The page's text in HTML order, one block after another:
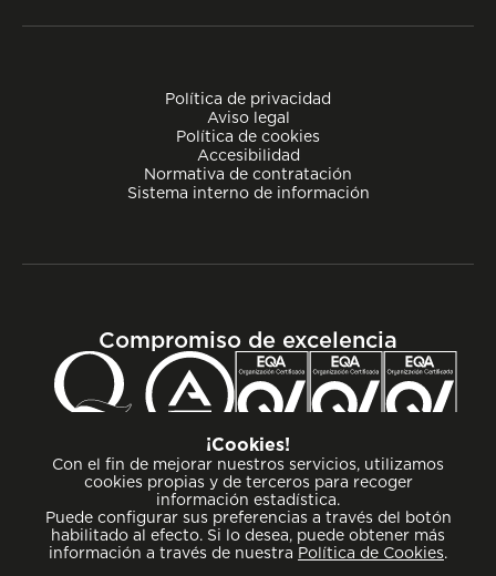
Política de privacidad
Aviso legal
Política de cookies
Accesibilidad
Normativa de contratación
Sistema interno de información
Compromiso de excelencia
¡Cookies!
Con el fin de mejorar nuestros servicios, utilizamos
cookies propias y de terceros para recoger
información estadística.
Puede configurar sus preferencias a través del botón
habilitado al efecto. Si lo desea, puede obtener más
información a través de nuestra Política de Cookies.